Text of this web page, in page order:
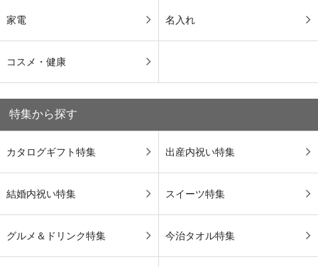
家電 名入れ
コスメ・健康
特集から探す
カタログギフト特集 出産内祝い特集
結婚内祝い特集 スイーツ特集
グルメ＆ドリンク特集 今治タオル特集